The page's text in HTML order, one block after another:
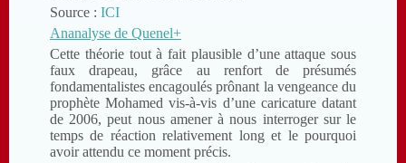
Source : ICI
Ananalyse de Quenel+
Cette théorie tout à fait plausible d’une attaque sous
faux drapeau, grâce au renfort de présumés
fondamentalistes encagoulés prônant la vengeance du
prophète Mohamed vis-à-vis d’une caricature datant
de 2006, peut nous amener à nous interroger sur le
temps de réaction relativement long et le pourquoi
avoir attendu ce moment précis.